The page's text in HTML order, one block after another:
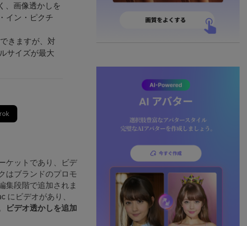
、画像透かしを
イン・ピクチ
きますが、対
サイズが最大
ケットであり、ビデ
はブランドのプロモ
集段階で追加されま
にビデオがあり、
ビデオ透かしを追加